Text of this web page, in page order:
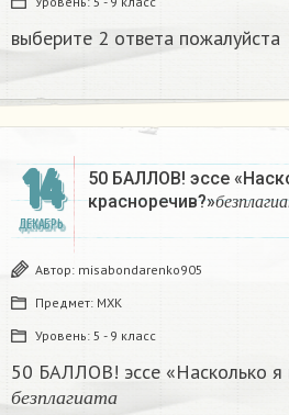
выберите 2 ответа пожалуйста​
14
ДЕКАБРЬ
50 БАЛЛОВ! эссе
красноречив?» б е зпл а ги а
без пла
Автор: misabondarenko905
Предмет: МХК
Уровень: 5 - 9 класс
50 БАЛЛОВ! эссе «Насколько я
б е з пл а г и а т а
бе зплагиат а